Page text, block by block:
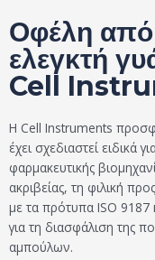
Οφέλη από
ελεγκτή
Cell
Η Cell Instruments
έχει σχεδιαστεί ειδικά
φαρμακευτικής
ακριβείας, τη φιλική
με τα πρότυπα ISO 9187
για τη διασφάλιση της
αμπούλων.